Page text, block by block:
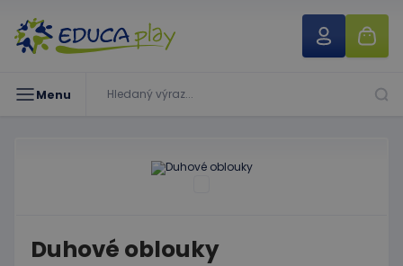
Menu
Duhové oblouky